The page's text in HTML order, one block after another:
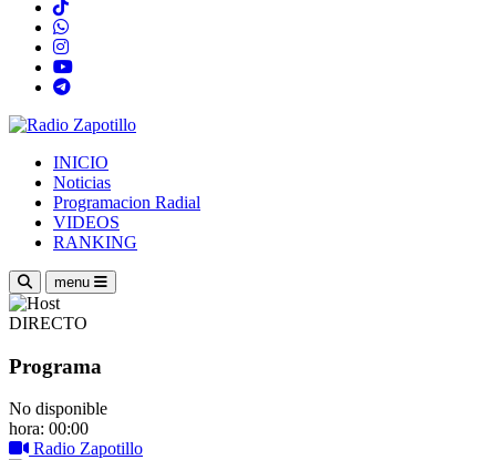
INICIO
Noticias
Programacion Radial
VIDEOS
RANKING
menu
DIRECTO
Programa
No disponible
hora: 00:00
Radio Zapotillo